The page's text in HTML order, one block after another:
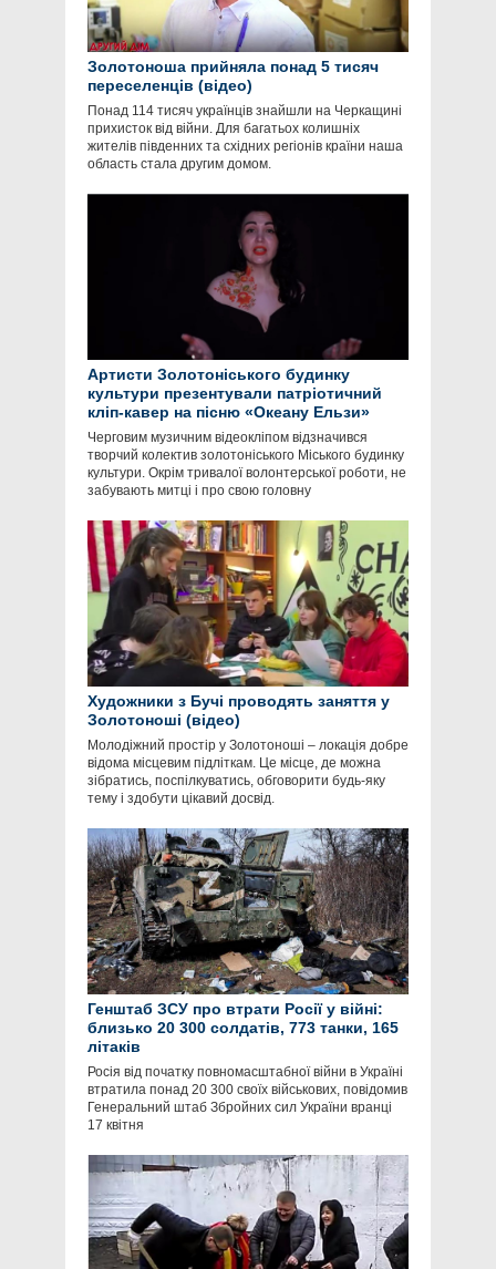
Золотоноша прийняла понад 5 тисяч
переселенців (відео)
Понад 114 тисяч українців знайшли на Черкащині
прихисток від війни. Для багатьох колишніх
жителів південних та східних регіонів країни наша
область стала другим домом.
Артисти Золотоніського будинку
культури презентували патріотичний
кліп-кавер на пісню «Океану Ельзи»
Черговим музичним відеокліпом відзначився
творчий колектив золотоніського Міського будинку
культури. Окрім тривалої волонтерської роботи, не
забувають митці і про свою головну
Художники з Бучі проводять заняття у
Золотоноші (відео)
Молодіжний простір у Золотоноші – локація добре
відома місцевим підліткам. Це місце, де можна
зібратись, поспілкуватись, обговорити будь-яку
тему і здобути цікавий досвід.
Генштаб ЗСУ про втрати Росії у війні:
близько 20 300 солдатів, 773 танки, 165
літаків
Росія від початку повномасштабної війни в Україні
втратила понад 20 300 своїх військових, повідомив
Генеральний штаб Збройних сил України вранці
17 квітня